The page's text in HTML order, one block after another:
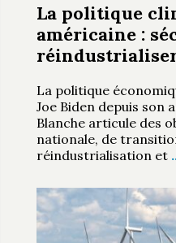
La politique
américaine :
La politique
Joe Biden depuis son
Blanche articule des
nationale, de
réindustrialisation et